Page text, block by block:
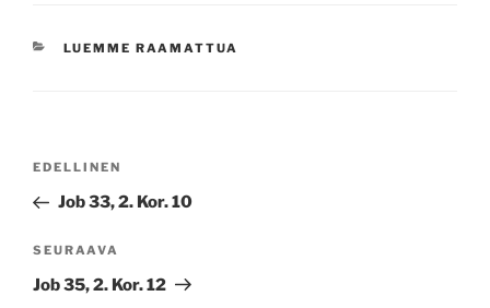
KATEGORIAT
LUEMME RAAMATTUA
Edellinen
artikkeli
EDELLINEN
Job 33, 2. Kor. 10
Seuraava
artikkeli
SEURAAVA
Job 35, 2. Kor. 12